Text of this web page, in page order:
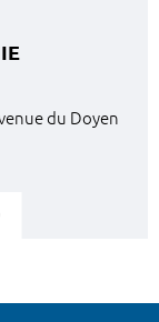
du Doyen